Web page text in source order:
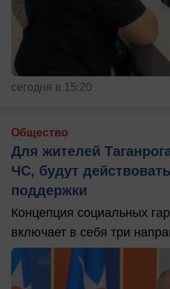
сегодня в 15:20
Общество
Для жителей
ЧС, будут
поддержки
Концепция социальных
включает в себя три